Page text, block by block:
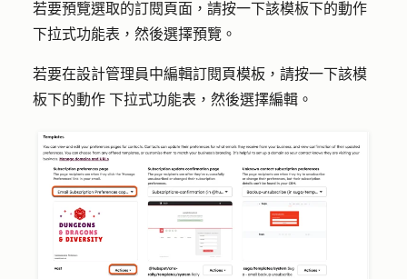
若要預覽選取的訂閱頁面，請按一下該模板下的動作
下拉式功能表，然後選擇預覽 。
若要在設計管理員中編輯訂閱頁模板，請按一下該模
板下的動作 下拉式功能表，然後選擇編輯 。